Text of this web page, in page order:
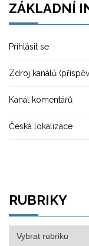
ZÁKLADNÍ
Přihlásit se
Zdroj kanálů
Kanál komentářů
Česká lokalizace
RUBRIKY
Rubriky